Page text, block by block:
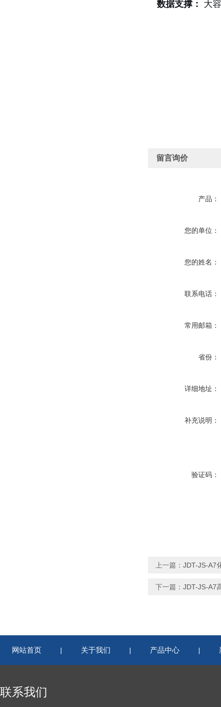
数据支撑： 大
留言询价
产品：
您的单位：
您的姓名：
联系电话：
常用邮箱：
省份：
详细地址：
补充说明：
验证码：
上一篇： JDT-JS-A7
下一篇： JDT-JS-A7
网站首页 | 关于我们 | 产品中心 |
联系我们